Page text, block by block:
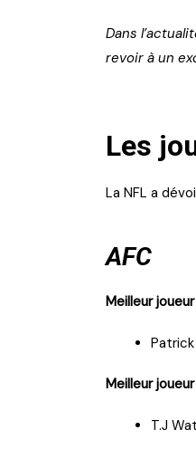
Dans
revoir à un
Les
La NFL a
AFC
Meilleur
Meilleur
T.J